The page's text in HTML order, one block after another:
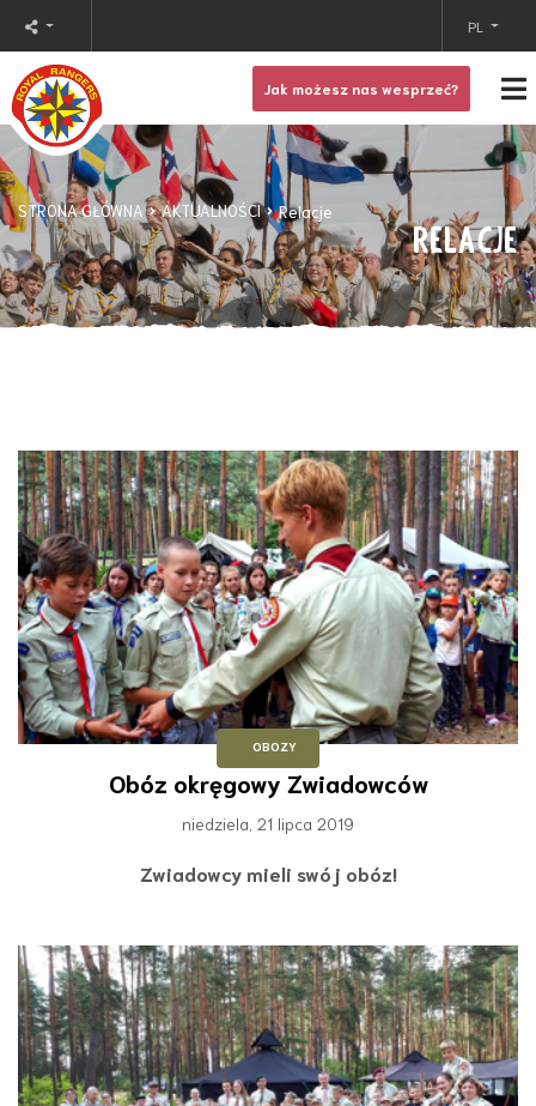
PL
Jak możesz nas wesprzeć?
AKTUALNOŚCI
STRONA GŁÓWNA Relacje
RELACJE
OBOZY
Obóz okręgowy Zwiadowców
niedziela, 21 lipca 2019
Zwiadowcy mieli swój obóz!